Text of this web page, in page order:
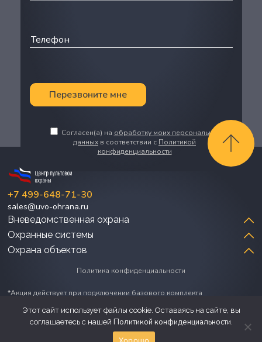
Перезвоните мне
Согласен(а) на обработку моих персональных
данных в соответствии с Политикой
конфиденциальности
+7 499-648-71-30
sales@uvo-ohrana.ru
Вневедомственная охрана
Вневедомственная охрана объектов
Охранные системы
Виртуальная тревожная кнопка
Охранно-пожарная сигнализация
Охрана объектов
Охрана магазинов
Охрана складов
Рестораны, бары, кафе
Охрана гаражей© Центр пультовой охраны2026.
Все права защищены.
*Акция действует при подключении базового комплекта
открытия двери, брелок управления)
Политика конфиденциальности
Этот сайт использует файлы cookie. Оставаясь на сайте, вы
соглашаетесь с нашей Политикой конфиденциальности.
Хорошо